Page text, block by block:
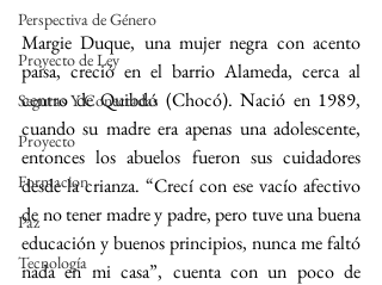
Perspectiva de Género
Proyecto de Ley
Seguras Y Conectadas
Proyecto
Formacion
Paz
Tecnología
Margie Duque, una mujer negra con acento
paisa, creció en el barrio Alameda, cerca al
centro de Quibdó (Chocó). Nació en 1989,
cuando su madre era apenas una adolescente,
entonces los abuelos fueron sus cuidadores
desde la crianza. “Crecí con ese vacío afectivo
de no tener madre y padre, pero tuve una buena
educación y buenos principios, nunca me faltó
nada en mi casa”, cuenta con un poco de